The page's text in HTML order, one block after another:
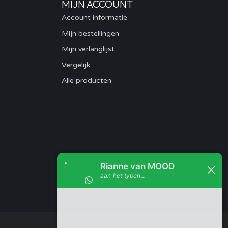
MIJN ACCOUNT
Account informatie
Mijn bestellingen
Mijn verlanglijst
Vergelijk
Alle producten